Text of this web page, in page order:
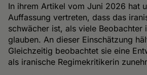
In ihrem Artikel vom Juni 2026 hat
Auffassung vertreten, dass das
schwächer ist, als viele Beobachter
glauben. An dieser Einschätzung
Gleichzeitig beobachtet sie eine
als iranische Regimekritikerin